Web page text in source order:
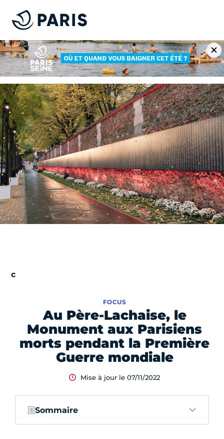
Au Père-Lachaise, le
Monument aux Parisiens
morts pendant la Première
Guerre mondiale
FOCUS
Mise à jour le 07/11/2022
Sommaire